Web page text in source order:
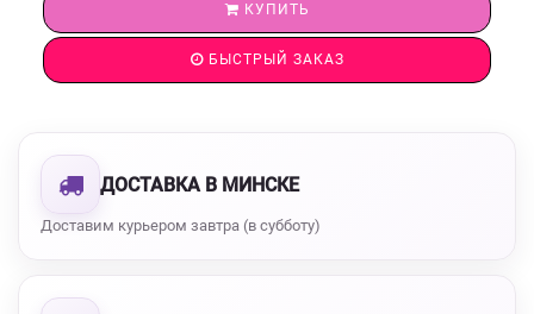
КУПИТЬ
БЫСТРЫЙ ЗАКАЗ
ДОСТАВКА В МИНСКЕ
Доставим курьером завтра (в субботу)